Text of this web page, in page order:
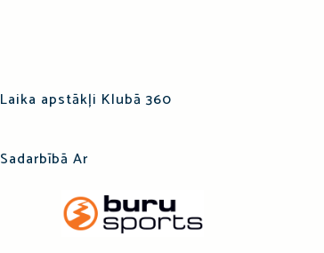
Laika apstākļi Klubā 360
Sadarbībā Ar